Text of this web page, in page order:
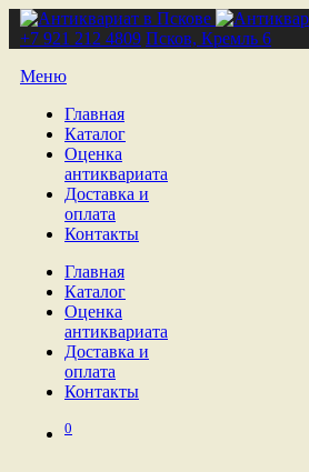
+7 921 212 4809 Псков, Кремль 6
Меню
Главная
Каталог
Оценка
антиквариата
Доставка и
оплата
Контакты
Главная
Каталог
Оценка
антиквариата
Доставка и
оплата
Контакты
0